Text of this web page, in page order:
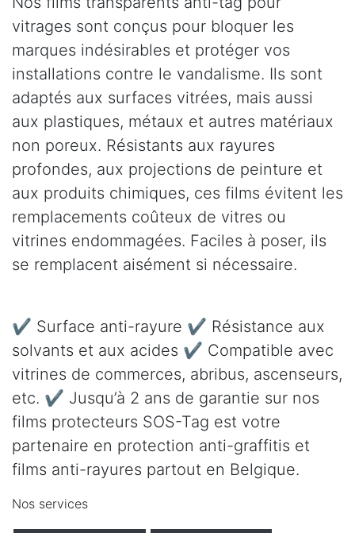
vitrages sont conçus pour bloquer les
marques indésirables et protéger vos
installations contre le vandalisme. Ils sont
adaptés aux surfaces vitrées, mais aussi
aux plastiques, métaux et autres matériaux
non poreux. Résistants aux rayures
profondes, aux projections de peinture et
aux produits chimiques, ces films évitent les
remplacements coûteux de vitres ou
vitrines endommagées. Faciles à poser, ils
se remplacent aisément si nécessaire.
✔ Surface anti-rayure ✔ Résistance aux
solvants et aux acides ✔ Compatible avec
vitrines de commerces, abribus, ascenseurs,
etc. ✔ Jusqu’à 2 ans de garantie sur nos
films protecteurs SOS-Tag est votre
partenaire en protection anti-graffitis et
films anti-rayures partout en Belgique.
Nos services